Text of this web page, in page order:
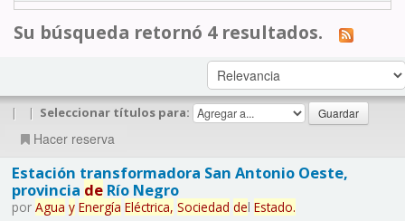
Su búsqueda retornó 4 resultados.
| | Seleccionar títulos para:
Hacer reserva
Estación transformadora San Antonio Oeste,
provincia deRío Negro
por Agua y Energía Eléctrica, Sociedad del Estado.